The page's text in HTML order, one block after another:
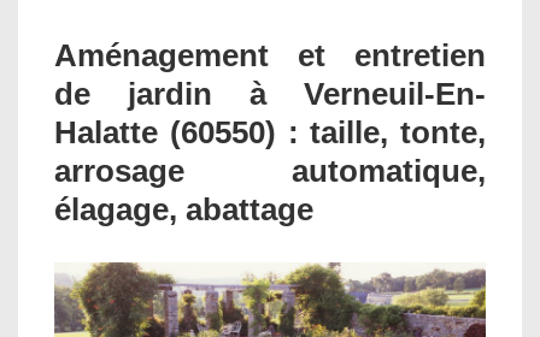
Aménagement et entretien
de jardin à Verneuil-En-
Halatte (60550) : taille, tonte,
arrosage automatique,
élagage, abattage